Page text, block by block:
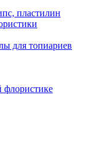
пластилин
для топиариев
флористике